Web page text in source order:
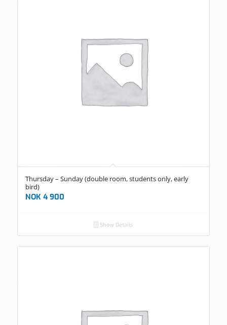
Thursday – Sunday (double room, students only, early
bird)
NOK4 900
Show Details